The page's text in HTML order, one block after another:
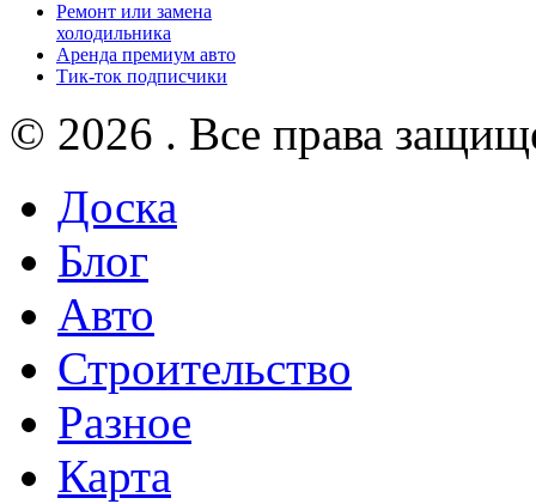
Ремонт или замена
холодильника
Аренда премиум авто
Тик-ток подписчики
© 2026 . Все права
Доска
Блог
Авто
Строительство
Разное
Карта